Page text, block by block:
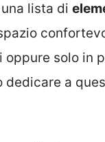
lista di
solo in
dedicare a